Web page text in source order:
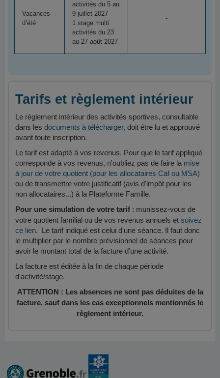
Vacances
d’été
activités du 5 au
9 juillet 2027
1 stage multi
activités du 23
au 27 août 2027
-
Tarifs et règlement intérieur
Le règlement intérieur des activités sportives, consultable
dans les documents à télécharger, doit être lu et approuvé
avant toute inscription.
Le tarif est adapté à vos revenus. Pour que le tarif appliqué
corresponde à vos revenus, n'oubliez pas de faire la mise
à jour de votre quotient (pour les allocataires Caf ou MSA)
ou de transmettre votre justificatif (avis d'impôt pour les
non allocataires...) à la Plateforme Famille.
Pour une simulation de votre tarif : munissez-vous de
votre quotient familial ou de vos revenus annuels et suivez
ce lien. Le tarif indiqué est celui d'une séance. Il faut donc
le multiplier par le nombre prévisionnel de séances pour
avoir le montant total de la facture d’une activité.
La facture est éditée à la fin de chaque période
d'activité/stage.
ATTENTION : Les absences ne sont pas déduites de la
facture, sauf dans les cas exceptionnels mentionnés le
règlement intérieur.